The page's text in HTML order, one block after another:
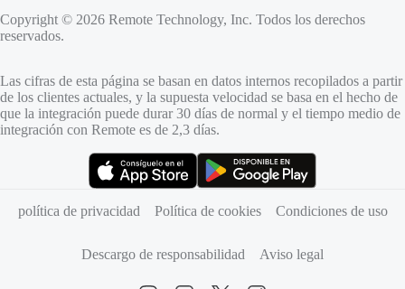
Copyright © 2026 Remote Technology, Inc. Todos los derechos
reservados.
Las cifras de esta página se basan en datos internos recopilados a partir
de los clientes actuales, y la supuesta velocidad se basa en el hecho de
que la integración puede durar 30 días de normal y el tiempo medio de
integración con Remote es de 2,3 días.
política de privacidad
Política de cookies Condiciones de uso
Descargo de responsabilidad Aviso legal